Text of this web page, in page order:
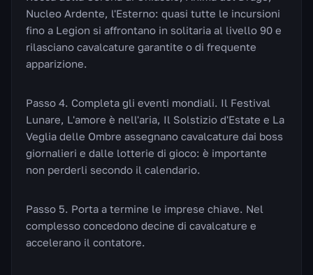
Nucleo Ardente, l'Esterno: quasi tutte le incursioni
fino a Legion si affrontano in solitaria al livello 90 e
rilasciano cavalcature garantite o di frequente
apparizione.
Passo 4. Completa gli eventi mondiali. Il Festival
Lunare, L'amore è nell'aria, Il Solstizio d'Estate e La
Veglia delle Ombre assegnano cavalcature dai boss
giornalieri e dalle lotterie di gioco: è importante
non perderli secondo il calendario.
Passo 5. Porta a termine le imprese chiave. Nel
complesso concedono decine di cavalcature e
accelerano il contatore.